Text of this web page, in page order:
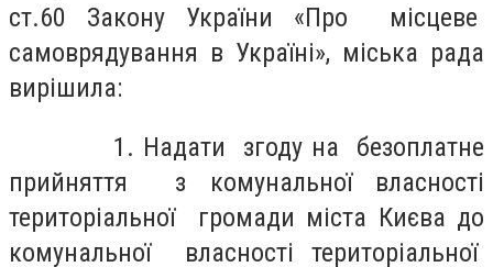
ст.60 Закону України «Про місцеве
самоврядування в Україні», міська рада
вирішила:
1. Надати згоду на безоплатне
прийняття з комунальної власності
територіальної громади міста Києва до
комунальної власності територіальної